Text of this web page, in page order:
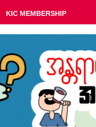
KIC MEMBERSHIP